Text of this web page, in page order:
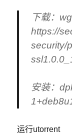
下载：
https://
security/
安装：
运行utorrent